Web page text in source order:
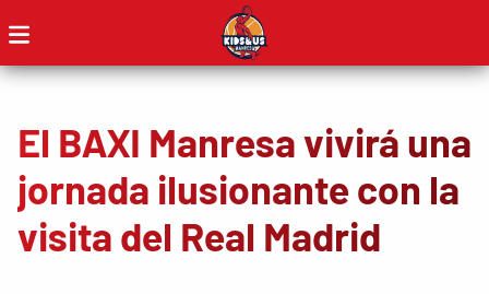
El BAXI Manresa vivirá una
jornada ilusionante con la
visita del Real Madrid